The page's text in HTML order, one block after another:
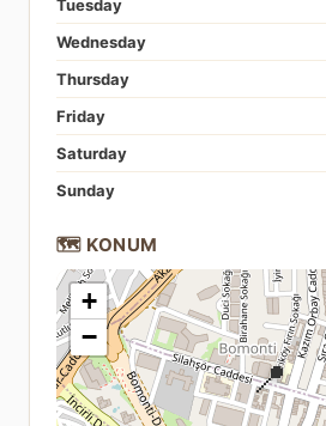
Tuesday
Wednesday
Thursday
Friday
Saturday
Sunday
🗺️ KONUM
📍
+
−